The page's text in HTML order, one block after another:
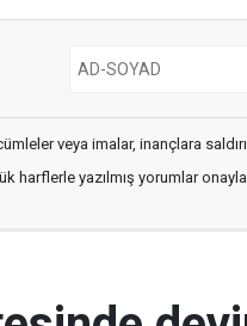
veya imalar, inançlara
harflerle yazılmış yorumlar